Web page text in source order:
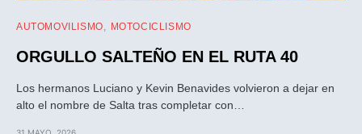
AUTOMOVILISMO MOTOCICLISMO
ORGULLO SALTEÑO EN EL RUTA 40
Los hermanos Luciano y Kevin Benavides volvieron a dejar en
alto el nombre de Salta tras completar con…